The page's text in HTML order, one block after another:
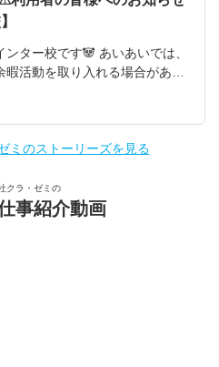
は、また次回の投稿でお会いし
どもサポート教室「きらり」阪
でご覧いただけますのでぜひチ
https://kirari-kodomo.com/aro
：https://www.instagram.com/
ター校です🐼 あいあいでは、
活動を取り入れる場合があり
・集中の持続を図る ・細かい
用さを鍛える ・はさみやのりな
もちろん、これらのねらいに限
する中で、お子さん自身が持つ
ています。 今回のブログでは、
ひご覧ください✨ あいあい静
県静岡市駿河区中野新田277-
ミのストーリーズを見る
クラ・ゼミの
事紹介動画